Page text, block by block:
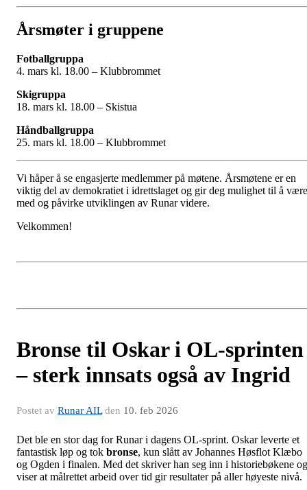
Årsmøter i gruppene
Fotballgruppa
4. mars kl. 18.00 – Klubbrommet
Skigruppa
18. mars kl. 18.00 – Skistua
Håndballgruppa
25. mars kl. 18.00 – Klubbrommet
Vi håper å se engasjerte medlemmer på møtene. Årsmøtene er en
viktig del av demokratiet i idrettslaget og gir deg mulighet til å være
med og påvirke utviklingen av Runar videre.
Velkommen!
Bronse til Oskar i OL-sprinten
– sterk innsats også av Ingrid
Postet av Runar AILden 10. feb 2026
Det ble en stor dag for Runar i dagens OL-sprint. Oskar leverte et
fantastisk løp og tok bronse, kun slått av Johannes Høsflot Klæbo
og Ogden i finalen. Med det skriver han seg inn i historiebøkene og
viser at målrettet arbeid over tid gir resultater på aller høyeste nivå.